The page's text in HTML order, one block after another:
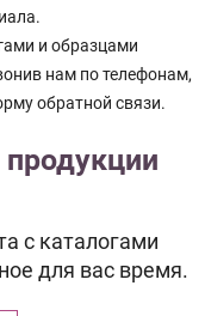
и образцами
нам по телефонам,
обратной связи.
с каталогами
для вас время.